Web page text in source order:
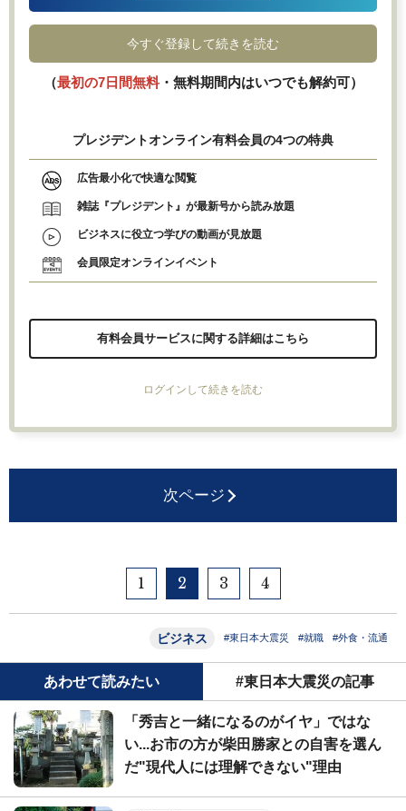
今すぐ登録して続きを読む
（最初の7日間無料・無料期間内はいつでも解約可）
プレジデントオンライン有料会員の4つの特典
広告最小化で快適な閲覧
雑誌『プレジデント』が最新号から読み放題
ビジネスに役立つ学びの動画が見放題
会員限定オンラインイベント
有料会員サービスに関する詳細はこちら
ログインして続きを読む
次ページ
1 2 3 4
ビジネス #東日本大震災 #就職 #外食・流通
あわせて読みたい #東日本大震災の記事
「秀吉と一緒になるのがイヤ」ではな
い...お市の方が柴田勝家との自害を選ん
だ"現代人には理解できない"理由